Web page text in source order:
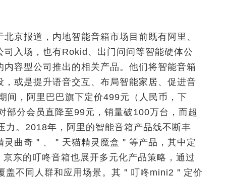
京报道，内地智能音箱市场目前既有阿里、
入场，也有Rokid、出门问问等智能硬体公
容型公司推出的相关产品。他们将智能音箱
或是提升语音交互、布局智能家居、促进音
间，阿里巴巴旗下定价499元（人民币，下
部分会员直降至99元，销量破100万台，而超
。2018年，阿里的智能音箱产品线不断丰
曲奇＂、＂天猫精灵魔盒＂等产品，其中定
东的叮咚音箱也展开多元化产品策略，通过
不同人群和应用场景。其＂叮咚mini2＂定价